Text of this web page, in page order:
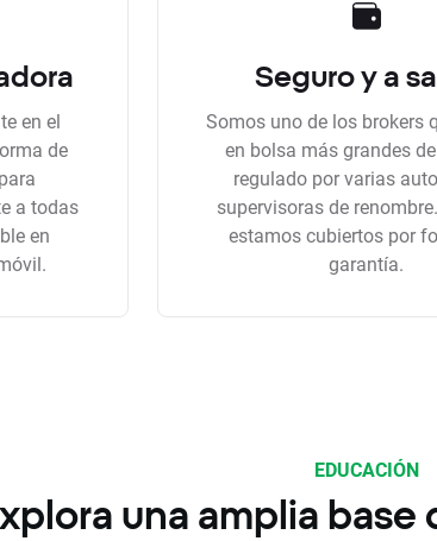
en el
de
a todas
en
Seguro y a
Somos uno de los brokers
en bolsa más grandes
regulado por varias
supervisoras de
estamos cubiertos por
garantía.
EDUCACIÓN
una amplia